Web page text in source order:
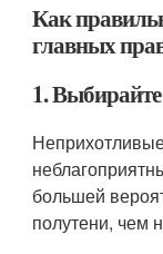
Как
главных
1.
большей
полутени, чем